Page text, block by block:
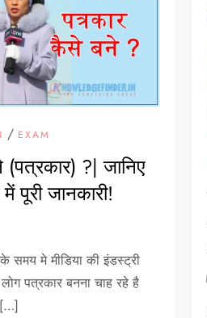
/ EXAM
?| जानिए
पूरी जानकारी!
मे मीडिया की इंडस्ट्री
पत्रकार बनना चाह रहे है
[…]